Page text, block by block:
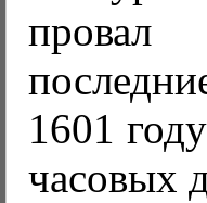
провал
1601
часовых